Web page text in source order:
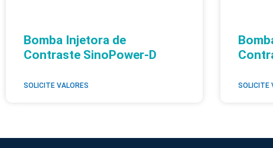
Bomba Injetora de
Contraste SinoPower-D
SOLICITE VALORES SOLICITE